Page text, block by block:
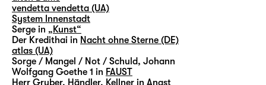
vendetta vendetta (UA)
System Innenstadt
Serge in „Kunst“
Der Kredithai in Nacht ohne Sterne (DE)
atlas (UA)
Sorge / Mangel / Not / Schuld, Johann
Wolfgang Goethe 1 in FAUST
Herr Gruber, Händler, Kellner in Angst